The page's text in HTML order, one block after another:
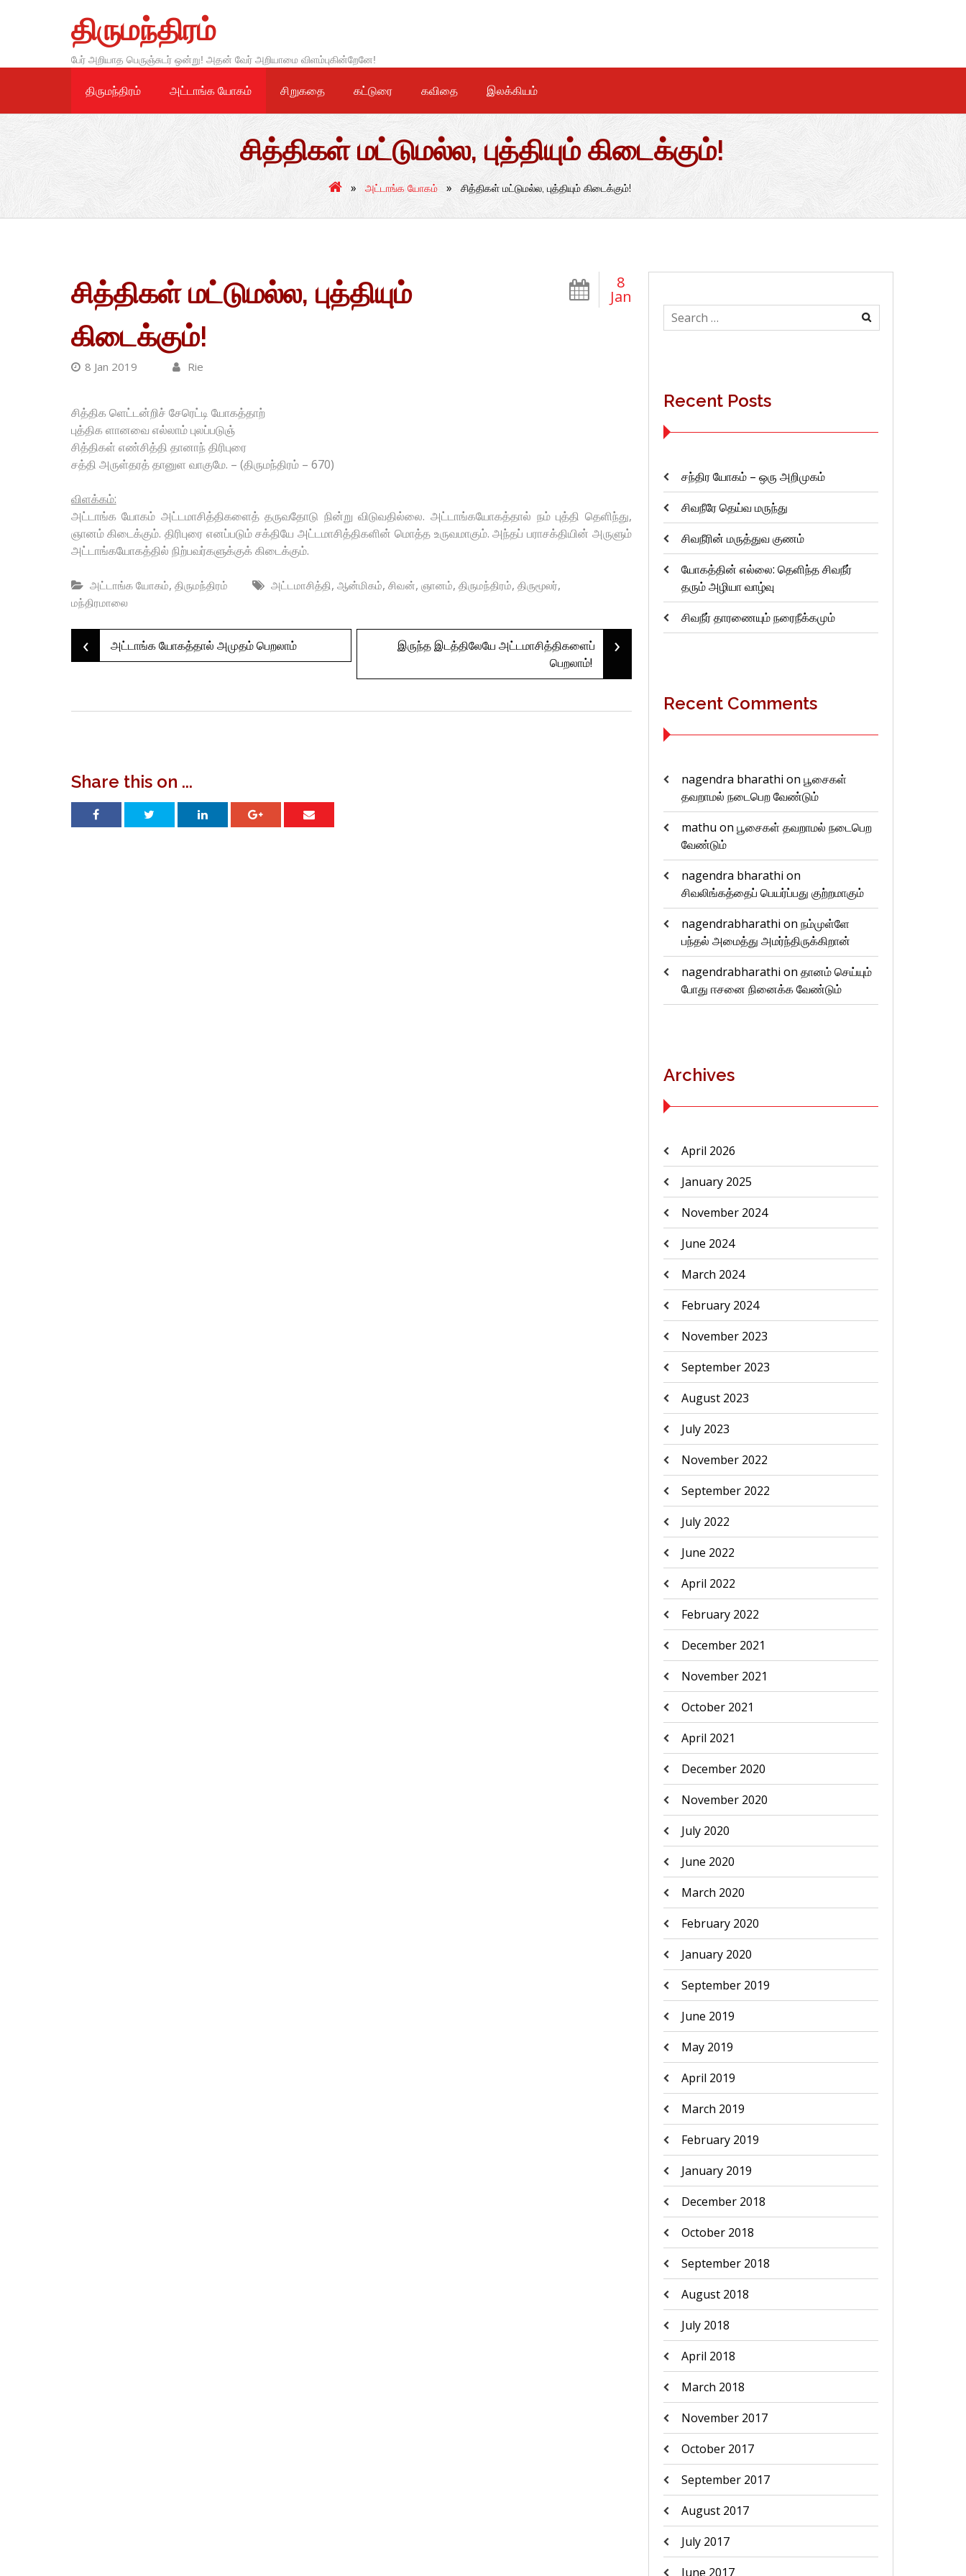
திருமந்திரம்
பேர் அறியாத பெருஞ்சுடர் ஒன்று! அதன் வேர் அறியாமை விளம்புகின்றேனே!
திருமந்திரம் அட்டாங்க யோகம் சிறுகதை கட்டுரை கவிதை இலக்கியம்
சித்திகள் மட்டுமல்ல, புத்தியும் கிடைக்கும்!
» அட்டாங்க யோகம் » சித்திகள் மட்டுமல்ல, புத்தியும் கிடைக்கும்!
8
Jan
சித்திகள் மட்டுமல்ல, புத்தியும்
கிடைக்கும்!
8 Jan 2019 Rie
சித்திக ளெட்டன்றிச் சேரெட்டி யோகத்தாற்
புத்திக ளானவை எல்லாம் புலப்படுஞ்
சித்திகள் எண்சித்தி தானாந் திரிபுரை
சத்தி அருள்தரத் தானுள வாகுமே. – (திருமந்திரம் – 670)
விளக்கம்:
அட்டாங்க யோகம் அட்டமாசித்திகளைத் தருவதோடு நின்று விடுவதில்லை. அட்டாங்கயோகத்தால் நம் புத்தி தெளிந்து,
ஞானம் கிடைக்கும். திரிபுரை எனப்படும் சக்தியே அட்டமாசித்திகளின் மொத்த உருவமாகும். அந்தப் பராசக்தியின் அருளும்
அட்டாங்கயோகத்தில் நிற்பவர்களுக்குக் கிடைக்கும்.
அட்டாங்க யோகம், திருமந்திரம் அட்டமாசித்தி, ஆன்மிகம், சிவன், ஞானம், திருமந்திரம், திருமூலர்,
மந்திரமாலை
Post
navigation
‹ அட்டாங்க யோகத்தால் அமுதம் பெறலாம்
இருந்த இடத்திலேயே அட்டமாசித்திகளைப்
பெறலாம்!
›
Share this on ...
Search
for:
Recent Posts
சந்திர யோகம் – ஒரு அறிமுகம்
சிவநீரே தெய்வ மருந்து
சிவநீரின் மருத்துவ குணம்
யோகத்தின் எல்லை: தெளிந்த சிவநீர்
தரும் அழியா வாழ்வு
சிவநீர் தாரணையும் நரைநீக்கமும்
Recent Comments
nagendra bharathi on பூசைகள்
தவறாமல் நடைபெற வேண்டும்
mathu on பூசைகள் தவறாமல் நடைபெற
வேண்டும்
nagendra bharathi on
சிவலிங்கத்தைப் பெயர்ப்பது குற்றமாகும்
nagendrabharathi on நம்முள்ளே
பந்தல் அமைத்து அமர்ந்திருக்கிறான்
nagendrabharathi on தானம் செய்யும்
போது ஈசனை நினைக்க வேண்டும்
Archives
April 2026
January 2025
November 2024
June 2024
March 2024
February 2024
November 2023
September 2023
August 2023
July 2023
November 2022
September 2022
July 2022
June 2022
April 2022
February 2022
December 2021
November 2021
October 2021
April 2021
December 2020
November 2020
July 2020
June 2020
March 2020
February 2020
January 2020
September 2019
June 2019
May 2019
April 2019
March 2019
February 2019
January 2019
December 2018
October 2018
September 2018
August 2018
July 2018
April 2018
March 2018
November 2017
October 2017
September 2017
August 2017
July 2017
June 2017